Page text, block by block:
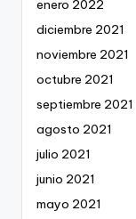
enero 2022
diciembre 2021
noviembre 2021
octubre 2021
septiembre 2021
agosto 2021
julio 2021
junio 2021
mayo 2021